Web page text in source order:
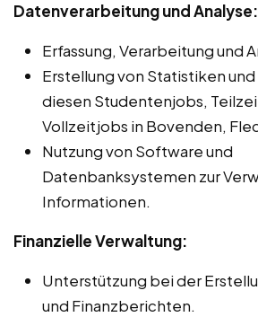
Datenverarbeitung und Analyse:
Erfassung, Verarbeitung und
Erstellung von Statistiken
diesen Studentenjobs,
Vollzeitjobs in Bovenden,
Nutzung von Software und
Datenbanksystemen zur
Informationen.
Finanzielle Verwaltung:
Unterstützung bei der
und Finanzberichten.